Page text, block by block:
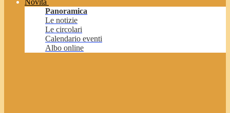
Novità
Panoramica
Le notizie
Le circolari
Calendario eventi
Albo online